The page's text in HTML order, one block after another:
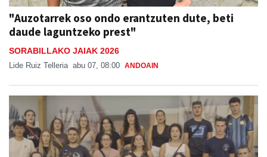
"Auzotarrek oso ondo erantzuten dute, beti
daude laguntzeko prest"
SORABILLAKO JAIAK 2026
Lide Ruiz Telleria abu 07, 08:00 ANDOAIN